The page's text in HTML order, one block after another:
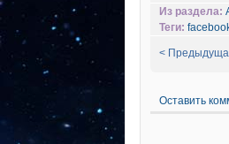
Из раздела:
Теги:
<
Оставить